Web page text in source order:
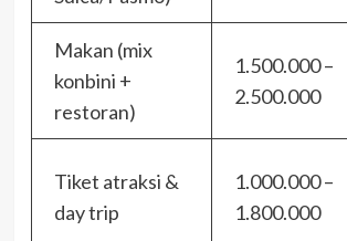
Makan (mix
konbini +
restoran)
1.500.000 –
2.500.000
Tiket atraksi &
day trip
1.000.000 –
1.800.000